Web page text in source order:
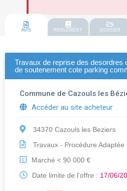
AVIS REGLEMENT DOSSIER
Travaux de reprise des desordres
de soutenement cote parking
Commune de Cazouls les
Accéder au site acheteur
34370 Cazouls les Beziers
Travaux - Procédure Adaptée
€
Marché < 90 000 €
Date limite de l'offre : 17/06/